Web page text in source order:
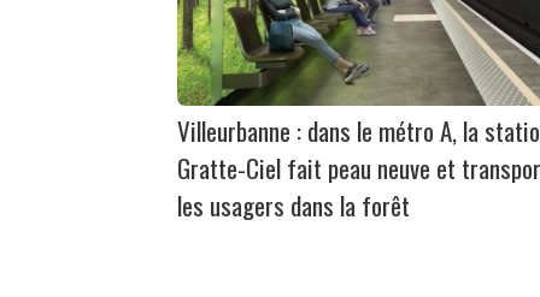
Villeurbanne : dans le métro A, la
Gratte-Ciel fait peau neuve et
les usagers dans la forêt